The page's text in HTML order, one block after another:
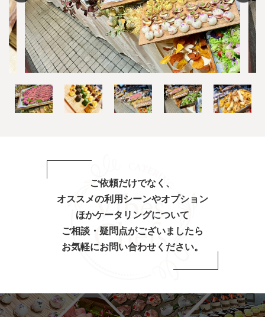
ご依頼だけでなく、
オススメの利用シーンやオプション
ほかケータリングについて
ご相談・疑問点がございましたら
お気軽にお問い合わせください。